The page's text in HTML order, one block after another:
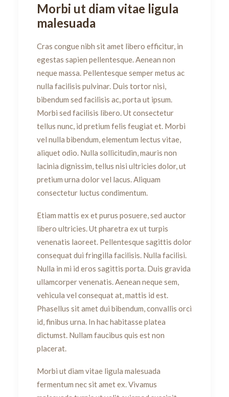
Morbi ut diam vitae ligula
malesuada
Cras congue nibh sit amet libero efficitur, in
egestas sapien pellentesque. Aenean non
neque massa. Pellentesque semper metus ac
nulla facilisis pulvinar. Duis tortor nisi,
bibendum sed facilisis ac, porta ut ipsum.
Morbi sed facilisis libero. Ut consectetur
tellus nunc, id pretium felis feugiat et. Morbi
vel nulla bibendum, elementum lectus vitae,
aliquet odio. Nulla sollicitudin, mauris non
lacinia dignissim, tellus nisi ultricies dolor, ut
pretium urna dolor vel lacus. Aliquam
consectetur luctus condimentum.
Etiam mattis ex et purus posuere, sed auctor
libero ultricies. Ut pharetra ex ut turpis
venenatis laoreet. Pellentesque sagittis dolor
consequat dui fringilla facilisis. Nulla facilisi.
Nulla in mi id eros sagittis porta. Duis gravida
ullamcorper venenatis. Aenean neque sem,
vehicula vel consequat at, mattis id est.
Phasellus sit amet dui bibendum, convallis orci
id, finibus urna. In hac habitasse platea
dictumst. Nullam faucibus quis est non
placerat.
Morbi ut diam vitae ligula malesuada
fermentum nec sit amet ex. Vivamus